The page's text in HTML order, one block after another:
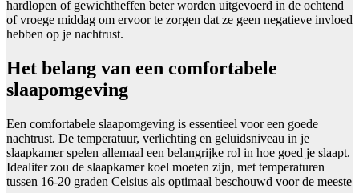
hardlopen of gewichtheffen beter worden uitgevoerd in de ochtend
of vroege middag om ervoor te zorgen dat ze geen negatieve invloed
hebben op je nachtrust.
Het belang van een comfortabele
slaapomgeving
Een comfortabele slaapomgeving is essentieel voor een goede
nachtrust. De temperatuur, verlichting en geluidsniveau in je
slaapkamer spelen allemaal een belangrijke rol in hoe goed je slaapt.
Idealiter zou de slaapkamer koel moeten zijn, met temperaturen
tussen 16-20 graden Celsius als optimaal beschouwd voor de meeste